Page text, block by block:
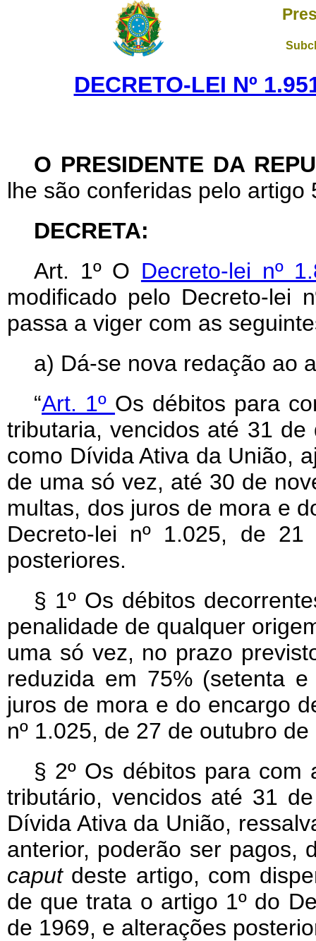
DECRETO-LEI Nº
O PRESIDENTE DA
lhe são conferidas pelo
DECRETA:
Art. 1º O Decreto-lei nº
modificado pelo Decreto-lei
passa a viger com as
a) Dá-se nova redação ao
“Art. 1º Os débitos para
tributaria, vencidos até 31
como Dívida Ativa da União,
de uma só vez, até 30 de
multas, dos juros de mora e
Decreto-lei nº 1.025, de
posteriores.
§ 1º Os débitos
penalidade de qualquer
uma só vez, no prazo
reduzida em 75% (setenta
juros de mora e do encargo
nº 1.025, de 27 de outubro
§ 2º Os débitos para com
tributário, vencidos até 31
Dívida Ativa da União,
anterior, poderão ser pagos,
caputdeste artigo, com
de que trata o artigo 1º do
de 1969, e alterações